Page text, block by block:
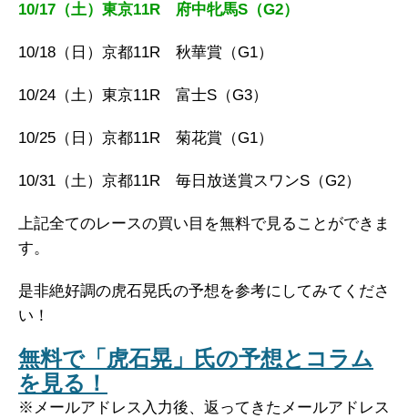
10/17（土）東京11R 府中牝馬S（G2）
10/18（日）京都11R 秋華賞（G1）
10/24（土）東京11R 富士S（G3）
10/25（日）京都11R 菊花賞（G1）
10/31（土）京都11R 毎日放送賞スワンS（G2）
上記全てのレースの買い目を無料で見ることができま
す。
是非絶好調の虎石晃氏の予想を参考にしてみてくださ
い！
無料で「虎石晃」氏の予想とコラム
を見る！
※メールアドレス入力後、返ってきたメールアドレス